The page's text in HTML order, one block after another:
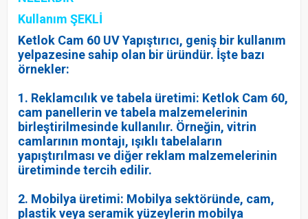
Kullanım ŞEKLİ
Ketlok Cam 60 UV Yapıştırıcı, geniş bir kullanım
yelpazesine sahip olan bir üründür. İşte bazı
örnekler:
1. Reklamcılık ve tabela üretimi: Ketlok Cam 60,
cam panellerin ve tabela malzemelerinin
birleştirilmesinde kullanılır. Örneğin, vitrin
camlarının montajı, ışıklı tabelaların
yapıştırılması ve diğer reklam malzemelerinin
üretiminde tercih edilir.
2. Mobilya üretimi: Mobilya sektöründe, cam,
plastik veya seramik yüzeylerin mobilya